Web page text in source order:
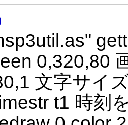
0,320,80
文字サイ
t1 時刻